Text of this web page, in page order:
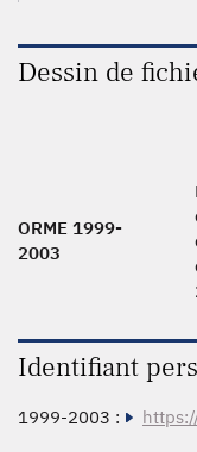
Dessin de
ORME 1999-
2003
Identifiant
1999-2003 :